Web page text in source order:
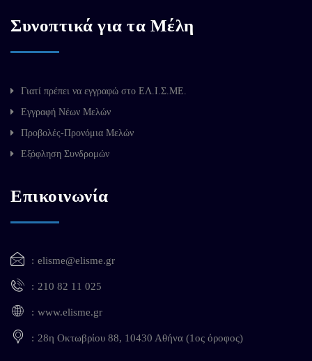
Συνοπτικά για τα Μέλη
Γιατί πρέπει να εγγραφώ στο ΕΛ.Ι.Σ.ΜΕ.
Εγγραφή Νέων Μελών
Προβολές-Προνόμια Μελών
Εξόφληση Συνδρομών
Επικοινωνία
elisme@elisme.gr
210 82 11 025
www.elisme.gr
28η Οκτωβρίου 88, 10430 Αθήνα (1ος όροφος)